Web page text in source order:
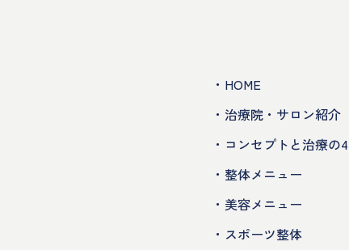
・HOME
・治療院・サロン紹介
・コンセプトと治療の
・整体メニュー
・美容メニュー
・スポーツ整体